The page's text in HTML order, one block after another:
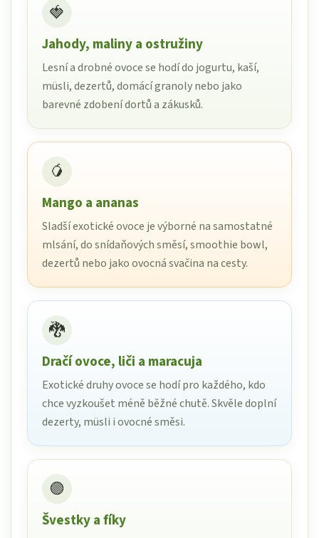
🍓
Jahody, maliny a ostružiny
Lesní a drobné ovoce se hodí do jogurtu, kaší,
müsli, dezertů, domácí granoly nebo jako
barevné zdobení dortů a zákusků.
🥭
Mango a ananas
Sladší exotické ovoce je výborné na samostatné
mlsání, do snídaňových směsí, smoothie bowl,
dezertů nebo jako ovocná svačina na cesty.
🐉
Dračí ovoce, liči a maracuja
Exotické druhy ovoce se hodí pro každého, kdo
chce vyzkoušet méně běžné chutě. Skvěle doplní
dezerty, müsli i ovocné směsi.
🟣
Švestky a fíky